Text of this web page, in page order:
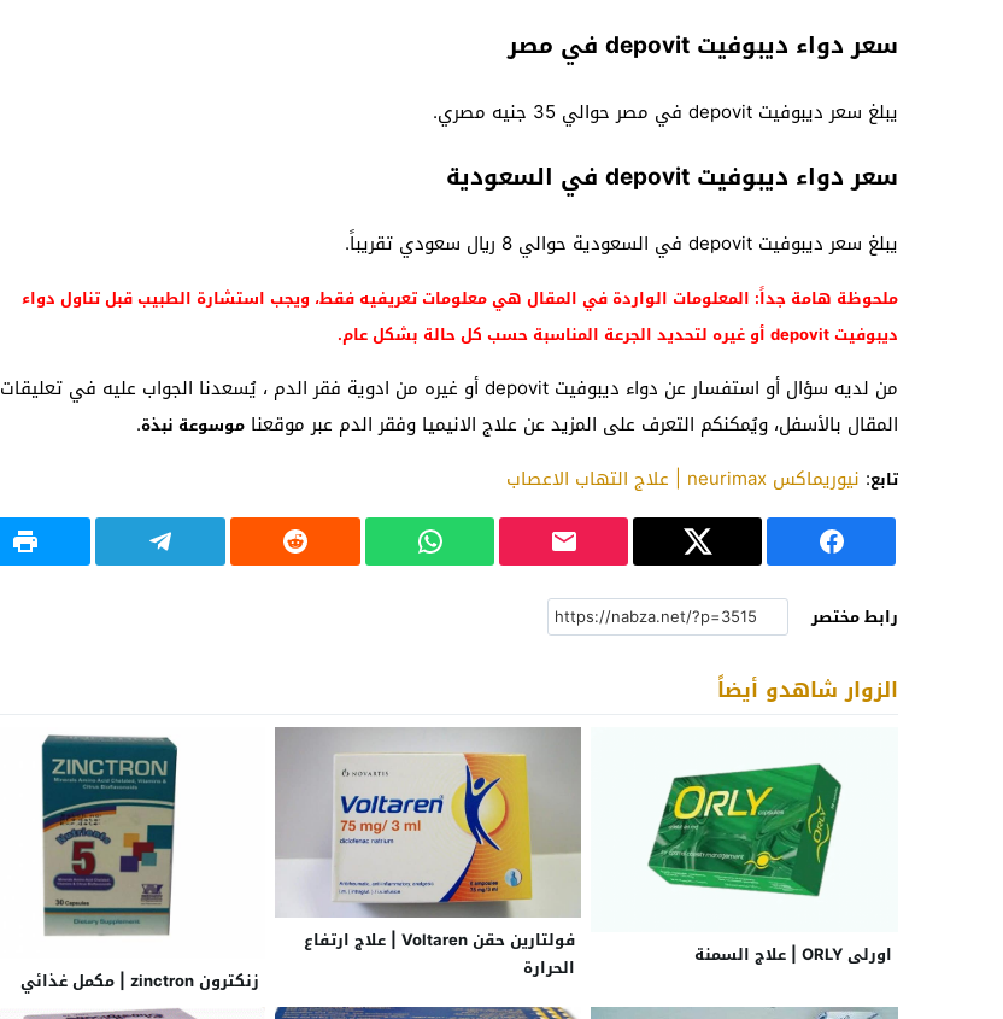
سعر دواء ديبوفيت depovit في مصر
يبلغ سعر ديبوفيت depovit في مصر حوالي 35 جنيه مصري.
سعر دواء ديبوفيت depovit في السعودية
يبلغ سعر ديبوفيت depovit في السعودية حوالي 8 ريال سعودي تقريباً.
ملحوظة هامة جداً: المعلومات الواردة في المقال هي معلومات تعريفيه فقط، ويجب استشارة الطبيب قبل تناول دواء
ديبوفيت depovit أو غيره لتحديد الجرعة المناسبة حسب كل حالة بشكل عام.
من لديه سؤال أو استفسار عن دواء ديبوفيت depovit أو غيره من ادوية فقر الدم ، يُسعدنا الجواب عليه في تعليقات
المقال بالأسفل، ويُمكنكم التعرف على المزيد عن علاج الانيميا وفقر الدم عبر موقعنا موسوعة نبذة.
تابع: نيوريماكس neurimax | علاج التهاب الاعصاب
رابط مختصر
الزوار شاهدو أيضاً
اورلى ORLY | علاج السمنة
فولتارين حقن Voltaren | علاج ارتفاع
الحرارة
زنكترون zinctron | مكمل غذائي